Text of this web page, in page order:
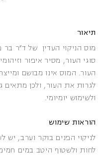
תיאור
מוס הניקוי העדין של ד״ר בר
סוגי העור, מסיר איפור
העור. המוס אינו מבושם
לגרות את העור, ולכן מתאים
ולשימוש יומיומי.
הוראות שימוש
לניקוי הפנים בוקר וערב,
לחות ולשטוף היטב במים